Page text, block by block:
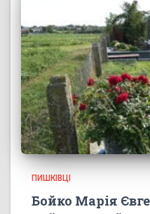
ПИШКІВЦІ
Бойко Марія